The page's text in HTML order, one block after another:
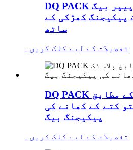
DQ PACK وائٹ کرافٹ پیپر بیگ
پیکیجنگ کھڑکی کے
ساتھ
تفصیلات کے لیے کلک کریں۔
DQ PACK اپنی مرضی کے مطابق
کتے کے کھانے کی
پیکیجنگ بیگ
تفصیلات کے لیے کلک کریں۔